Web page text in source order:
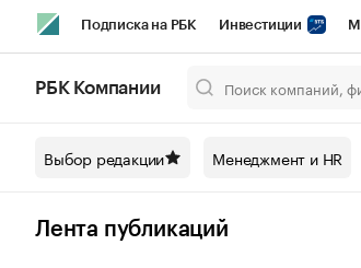
Подписка на РБК Инвестиции
Спецпроекты СПб Конференции СПб
Технологии и медиа
РБК Компании
Выбор редакции Менеджмент и HR
Лента публикаций